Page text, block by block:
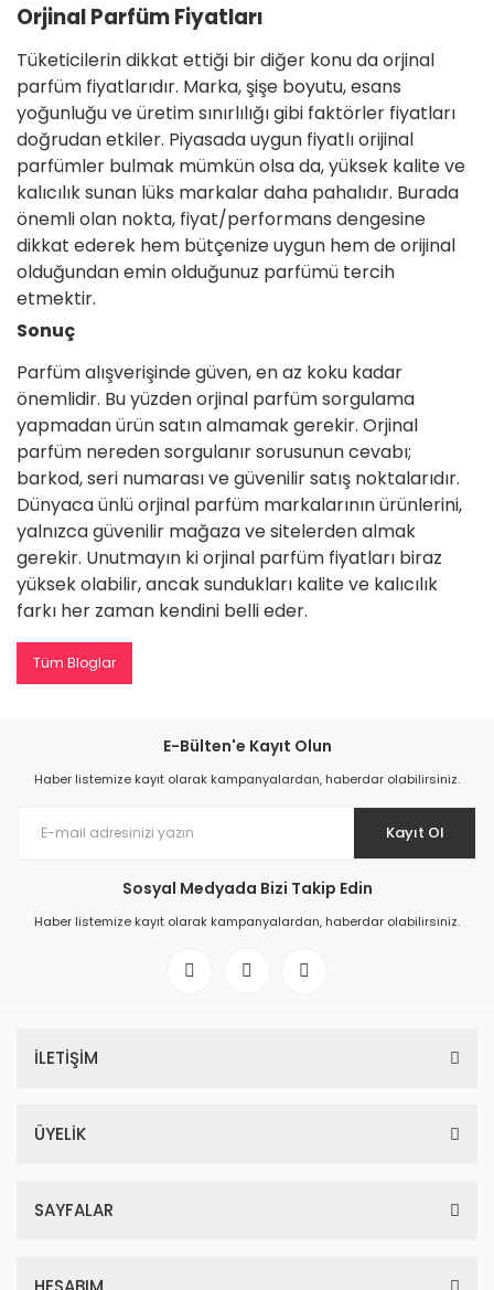
Orjinal Parfüm Fiyatları
Tüketicilerin dikkat ettiği bir diğer konu da orjinal
parfüm fiyatlarıdır. Marka, şişe boyutu, esans
yoğunluğu ve üretim sınırlılığı gibi faktörler fiyatları
doğrudan etkiler. Piyasada uygun fiyatlı orijinal
parfümler bulmak mümkün olsa da, yüksek kalite ve
kalıcılık sunan lüks markalar daha pahalıdır. Burada
önemli olan nokta, fiyat/performans dengesine
dikkat ederek hem bütçenize uygun hem de orijinal
olduğundan emin olduğunuz parfümü tercih
etmektir.
Sonuç
Parfüm alışverişinde güven, en az koku kadar
önemlidir. Bu yüzden orjinal parfüm sorgulama
yapmadan ürün satın almamak gerekir. Orjinal
parfüm nereden sorgulanır sorusunun cevabı;
barkod, seri numarası ve güvenilir satış noktalarıdır.
Dünyaca ünlü orjinal parfüm markalarının ürünlerini,
yalnızca güvenilir mağaza ve sitelerden almak
gerekir. Unutmayın ki orjinal parfüm fiyatları biraz
yüksek olabilir, ancak sundukları kalite ve kalıcılık
farkı her zaman kendini belli eder.
Tüm Bloglar
E-Bülten'e Kayıt Olun
Haber listemize kayıt olarak kampanyalardan, haberdar olabilirsiniz.
Kayıt Ol
Sosyal Medyada Bizi Takip Edin
Haber listemize kayıt olarak kampanyalardan, haberdar olabilirsiniz.
İLETİŞİM
ÜYELİK
SAYFALAR